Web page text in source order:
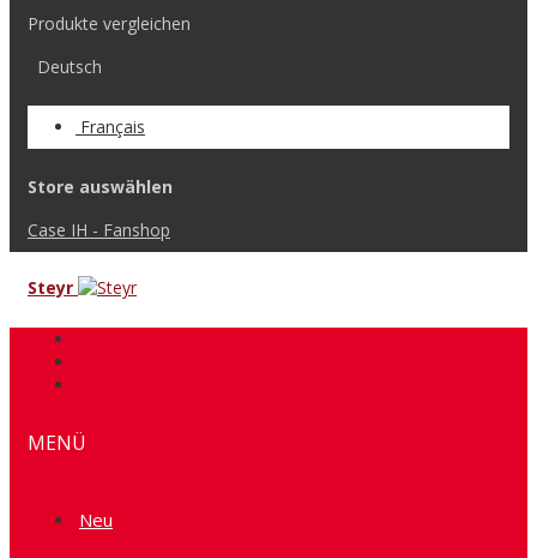
Produkte vergleichen
Deutsch
Français
Store auswählen
Case IH - Fanshop
Steyr
MENÜ
Neu